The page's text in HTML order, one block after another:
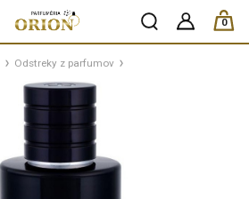
0
ks /
Odstreky z parfumov